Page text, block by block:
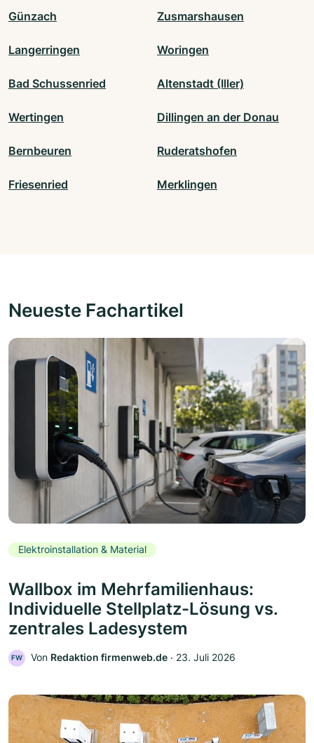
Günzach Zusmarshausen
Langerringen Woringen
Bad Schussenried Altenstadt (Iller)
Wertingen Dillingen an der Donau
Bernbeuren Ruderatshofen
Friesenried Merklingen
Neueste Fachartikel
Elektroinstallation & Material
Wallbox im Mehrfamilienhaus:
Individuelle Stellplatz-Lösung vs.
zentrales Ladesystem
FW Von Redaktion firmenweb.de ‧ 23. Juli 2026